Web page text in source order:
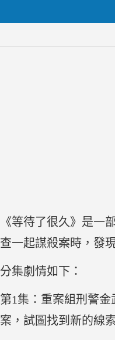
《等待了很久》是一
查一起謀殺案時，發
分集劇情如下：
第1集：重案組刑警
案，試圖找到新的線